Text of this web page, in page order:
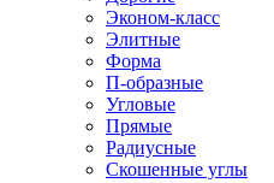
Эконом-класс
Элитные
Форма
П-образные
Угловые
Прямые
Радиусные
Скошенные углы